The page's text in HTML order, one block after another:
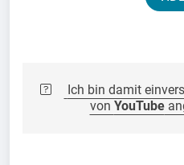
Ich bin damit
von YouTube